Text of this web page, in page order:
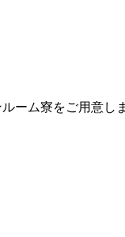
ーム寮をご用意